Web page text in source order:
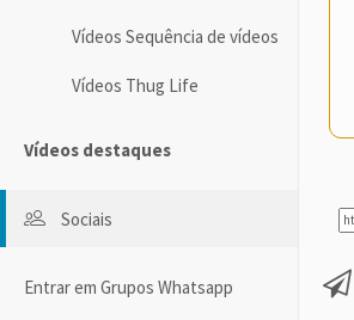
Vídeos Sequência de vídeos
Vídeos Thug Life
Vídeos destaques
Sociais
Entrar em Grupos Whatsapp